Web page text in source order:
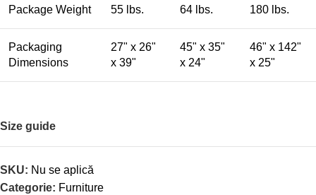
Package Weight 55 lbs. 64 lbs. 180 lbs.
Packaging
Dimensions
27" x 26"
x 39"
45" x 35"
x 24"
46" x 142"
x 25"
Size guide
SKU: Nu se aplică
Categorie: Furniture